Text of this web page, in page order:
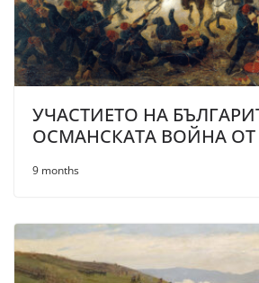
УЧАСТИЕТО НА
ОСМАНСКАТА ВОЙНА ОТ
9 months